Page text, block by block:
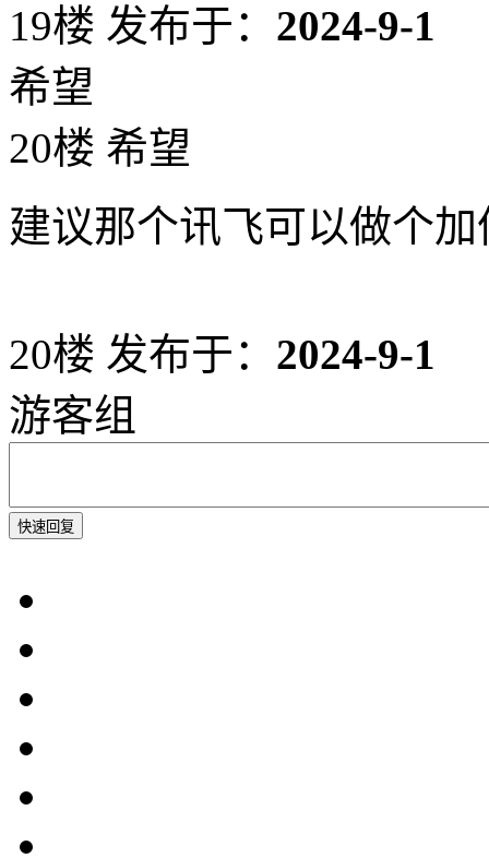
19楼 发布于： 2024-9-1
希望
20楼 希望
建议那个讯飞可以做个
20楼 发布于： 2024-9-1
游客组
快速回复